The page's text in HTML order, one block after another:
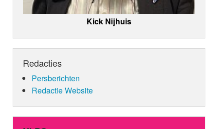
Kick Nijhuis
Redacties
Persberichten
Redactie Website